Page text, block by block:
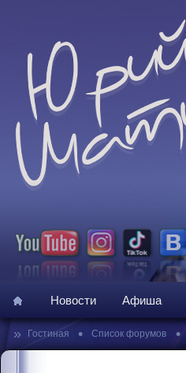
Новости Афиша
» Гостиная • Список форумов •